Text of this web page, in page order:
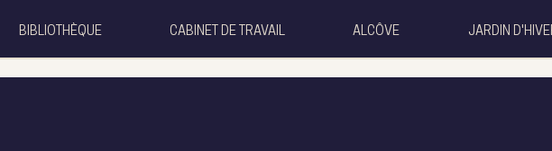
BIBLIOTHÈQUE CABINET DE TRAVAIL ALCÔVE JARDIN